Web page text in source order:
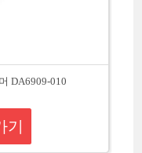
DA6909-010